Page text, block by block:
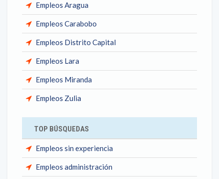
Empleos Aragua
Empleos Carabobo
Empleos Distrito Capital
Empleos Lara
Empleos Miranda
Empleos Zulia
TOP BÚSQUEDAS
Empleos sin experiencia
Empleos administración